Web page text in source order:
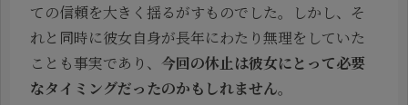
ての信頼を大きく揺るがすものでした。しかし、そ
れと同時に彼女自身が長年にわたり無理をしていた
ことも事実であり、 今回の休止は彼女にとって必要
なタイミングだったのかもしれません。